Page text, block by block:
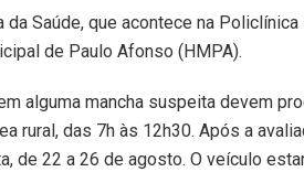
Saúde, que acontece na
de Paulo Afonso (HMPA).
alguma mancha suspeita devem
rural, das 7h às 12h30. Após a
de 22 a 26 de agosto. O veículo